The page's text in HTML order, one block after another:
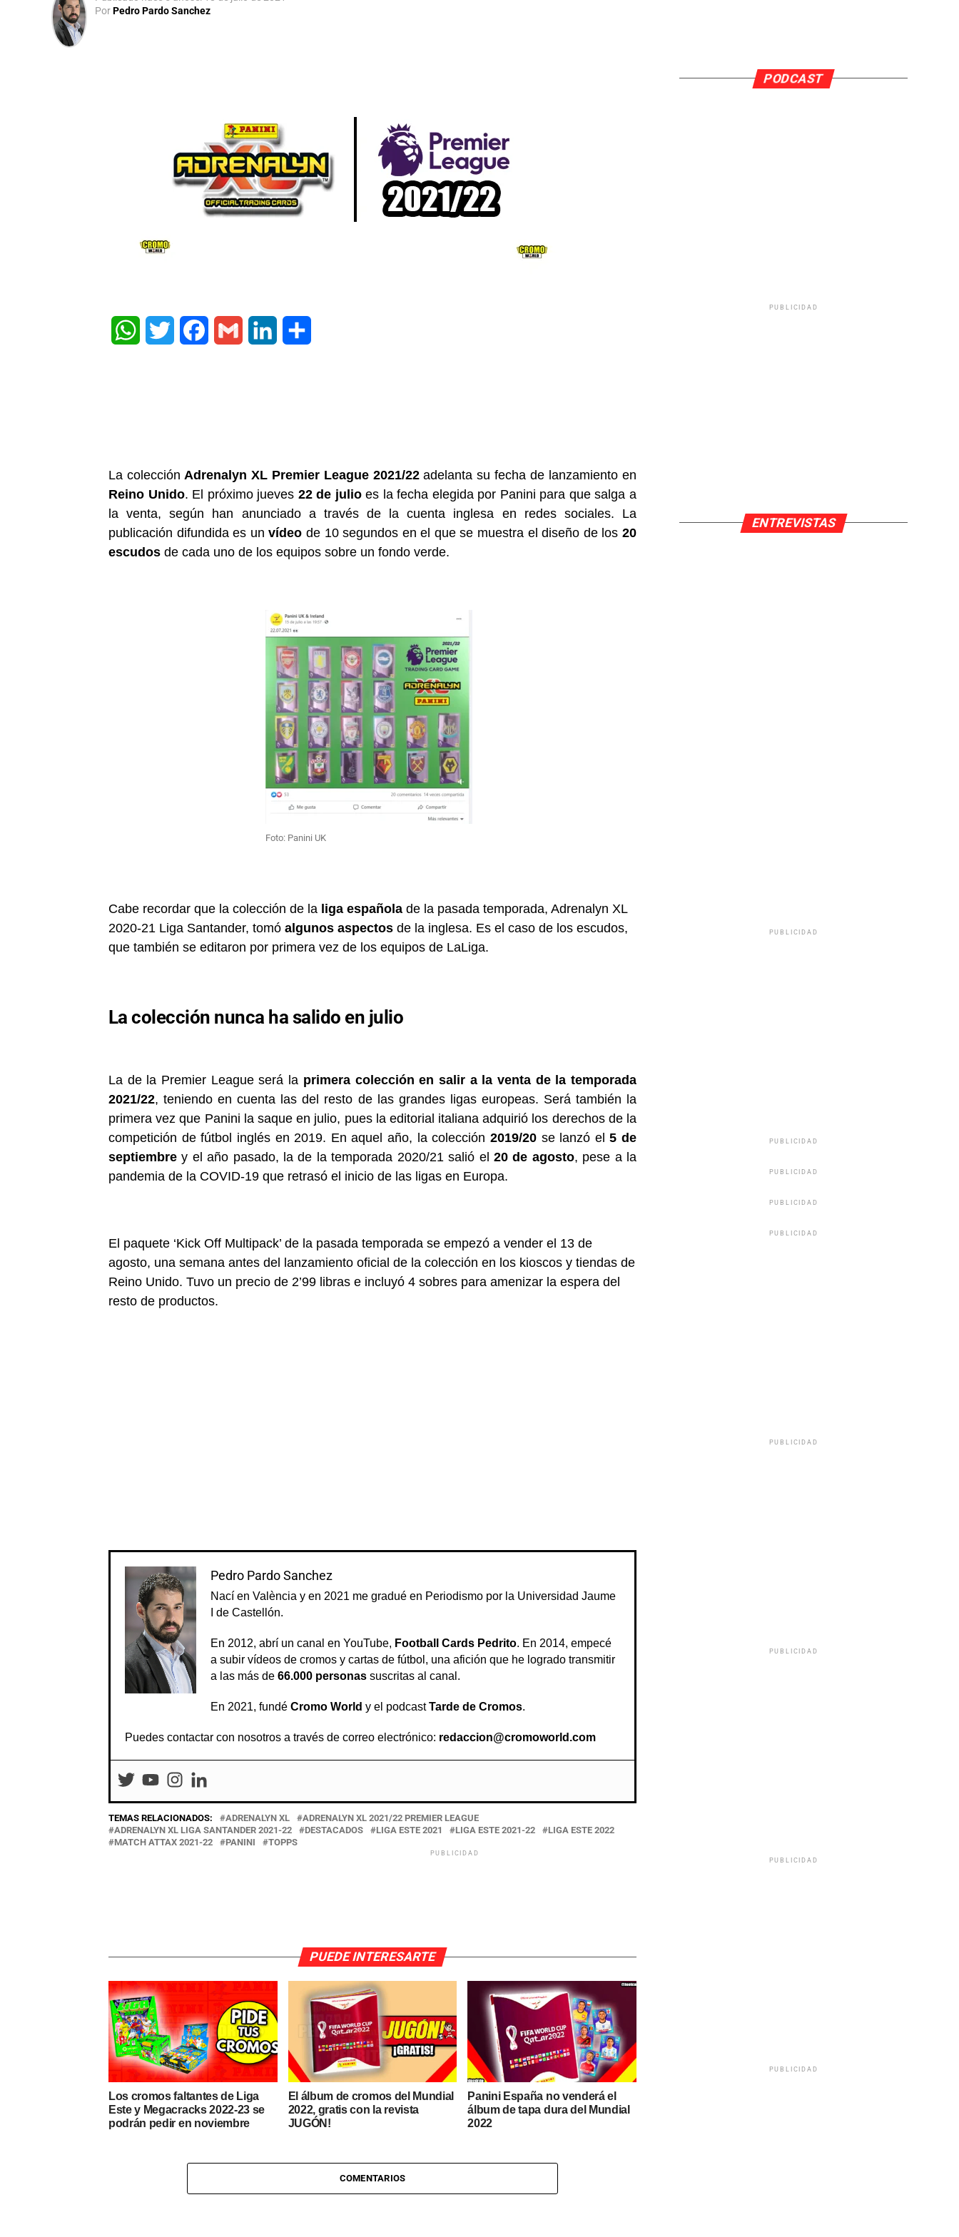
PorPedro Pardo Sanchez
La colección Adrenalyn XL Premier League 2021/22adelanta su fecha de lanzamiento en
Reino Unido. El próximo jueves 22 de julioes la fecha elegida por Panini para que salga a
la venta, según han anunciado a través de la cuenta inglesa en redes sociales. La
publicación difundida es unvídeo de 10 segundos en el que se muestra el diseño de los20
escudos de cada uno de los equipos sobre un fondo verde.
Foto: Panini UK
Cabe recordar que la colección de la liga española de la pasada temporada, Adrenalyn XL
2020-21 Liga Santander, tomó algunos aspectos de la inglesa. Es el caso de los escudos,
que también se editaron por primera vez de los equipos de LaLiga.
La colección nunca ha salido en julio
La de la Premier League será la primera colección en salir a la venta de la temporada
2021/22, teniendo en cuenta las del resto de las grandes ligas europeas. Será también la
primera vez que Panini la saque en julio, pues la editorial italiana adquirió los derechos de la
competición de fútbol inglés en 2019. En aquel año, la colección 2019/20se lanzó el5 de
septiembre y el año pasado, la de la temporada 2020/21 salió el 20 de agosto, pese a la
pandemia de la COVID-19 que retrasó el inicio de las ligas en Europa.
El paquete ‘Kick Off Multipack’ de la pasada temporada se empezó a vender el 13 de
agosto, una semana antes del lanzamiento oficial de la colección en los kioscos y tiendas de
Reino Unido. Tuvo un precio de 2’99 libras e incluyó 4 sobres para amenizar la espera del
resto de productos.
Pedro Pardo Sanchez
Nací en València y en 2021 me gradué en Periodismo por la Universidad Jaume
I de Castellón.
En 2012, abrí un canal en YouTube, Football Cards Pedrito. En 2014, empecé
a subir vídeos de cromos y cartas de fútbol, una afición que he logrado transmitir
a las más de 66.000 personas suscritas al canal.
En 2021, fundé Cromo World y el podcastTarde de Cromos.
Puedes contactar con nosotros a través de correo electrónico: redaccion@cromoworld.com
TEMAS RELACIONADOS: ADRENALYN XL
ADRENALYN XL 2021/22 PREMIER LEAGUE
ADRENALYN XL LIGA SANTANDER 2021-22
DESTACADOS LIGA ESTE 2021 LIGA ESTE 2021-22
LIGA ESTE 2022
MATCH ATTAX 2021-22
PANINI TOPPS
PUBLICIDAD
PUEDE INTERESARTE
Los cromos faltantes de Liga
Este y Megacracks 2022-23 se
podrán pedir en noviembre
El álbum de cromos del Mundial
2022, gratis con la revista
JUGÓN!
Panini España no venderá el
álbum de tapa dura del Mundial
2022
COMENTARIOS
PODCAST
PUBLICIDAD
ENTREVISTAS
PUBLICIDAD
PUBLICIDAD
PUBLICIDAD
PUBLICIDAD
PUBLICIDAD
PUBLICIDAD
PUBLICIDAD
PUBLICIDAD
PUBLICIDAD